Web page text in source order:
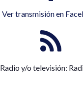
Ver transmisión en
Radio y/o televisión: